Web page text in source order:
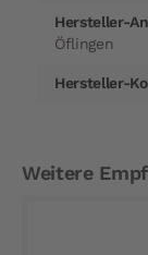
Öflingen
Weitere